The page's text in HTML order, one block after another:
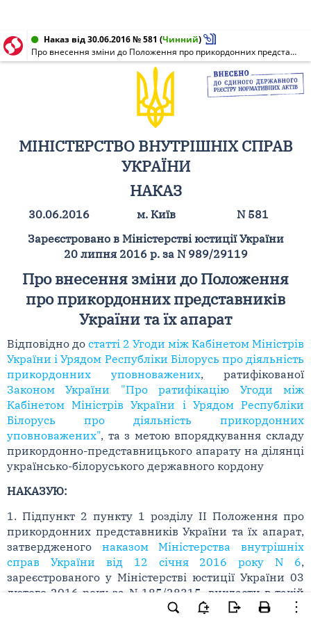
Наказ від 30.06.2016 № 581 (Чинний)
Про внесення зміни до Положення про прикордонних представників України та їх апарат